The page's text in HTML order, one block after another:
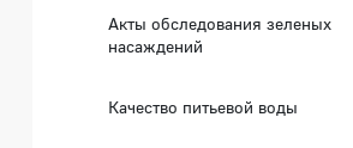
работАкты обследования зеленых
насаждений
Качество питьевой воды